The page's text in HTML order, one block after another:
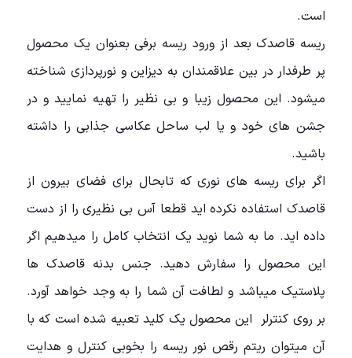
است.
ریسه قاصدک بعد از ورود ریسه برفی بعنوان یک محصول
پر طرفدار در بین علاقمندان به دیزاین و نورپردازی شناخته
میشود. این محصول زیبا و بی نظیر را تهیه نمایید و در
جشن های خود و یا لب ساحل عکاسی جذابی را داشته
باشید.
اگر برای ریسه های نوری که تابحال برای فضای بیرون از
قاصدک استفاده نکرده اید قطعا آس بی نظیری را از دست
داده اید. ما به شما نوید یک انتخاب کامل را میدهیم اگر
این محصول را سفارش دهید. جنس بدنه قاصدک ها
پلاستیک میباشد و لطافت آن شما را به وجد خواهد آورد.
بر روی کنترلر این محصول یک کلید تعبیه شده است که با
آن میتوان ریتم رقص نور ریسه را بخوبی کنترل و هدایت